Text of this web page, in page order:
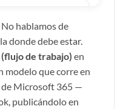
hablamos de
donde debe estar.
de trabajo) en
modelo que corre en
de Microsoft 365 —
, publicándolo en